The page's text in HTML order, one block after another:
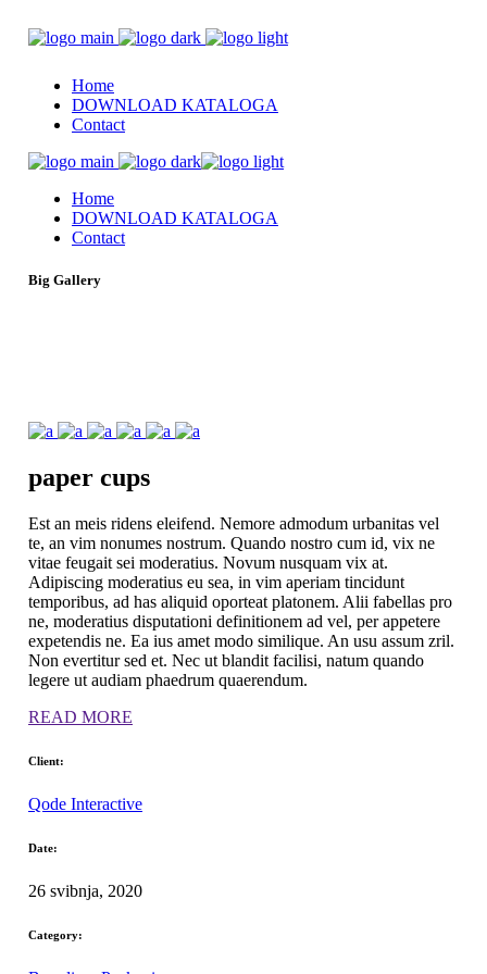
Home
DOWNLOAD KATALOGA
Contact
Home
DOWNLOAD KATALOGA
Contact
Big Gallery
paper cups
Est an meis ridens eleifend. Nemore admodum urbanitas vel
te, an vim nonumes nostrum. Quando nostro cum id, vix ne
vitae feugait sei moderatius. Novum nusquam vix at.
Adipiscing moderatius eu sea, in vim aperiam tincidunt
temporibus, ad has aliquid oporteat platonem. Alii fabellas pro
ne, moderatius disputationi definitionem ad vel, per appetere
expetendis ne. Ea ius amet modo similique. An usu assum zril.
Non evertitur sed et. Nec ut blandit facilisi, natum quando
legere ut audiam phaedrum quaerendum.
READ MORE
Client:
Qode Interactive
Date:
26 svibnja, 2020
Category: